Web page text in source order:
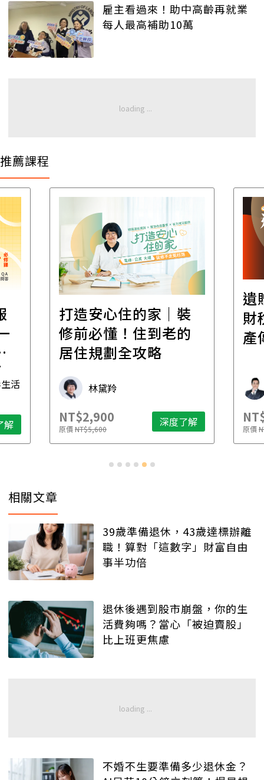
雇主看過來！助中高齡再就業
每人最高補助10萬
推薦課程
活
解
打造安心住的家｜裝
修前必懂！住到老的
居住規劃全攻略
林黛羚
NT$2,900
原價NT$5,600 深度了解
遺
財
產
原價
相關文章
39歲準備退休，43歲達標辦離
職！算對「這數字」財富自由
事半功倍
退休後遇到股市崩盤，你的生
活費夠嗎？當心「被迫賣股」
比上班更焦慮
不婚不生要準備多少退休金？